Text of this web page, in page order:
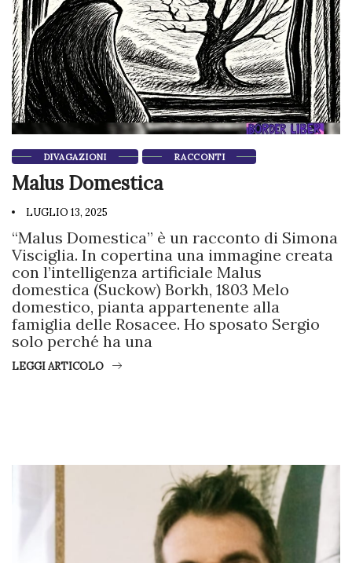
DIVAGAZIONI RACCONTI
Malus Domestica
LUGLIO 13, 2025
“Malus Domestica” è un racconto di Simona
Visciglia. In copertina una immagine creata
con l’intelligenza artificiale Malus
domestica (Suckow) Borkh, 1803 Melo
domestico, pianta appartenente alla
famiglia delle Rosacee. Ho sposato Sergio
solo perché ha una
LEGGI ARTICOLO